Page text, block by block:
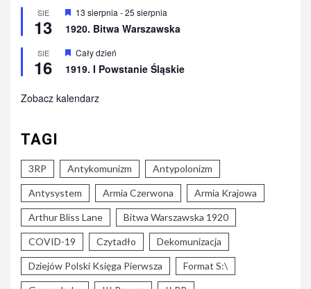
SIE
13
Wyróżnione
13 sierpnia -25 sierpnia
1920. Bitwa Warszawska
SIE
16
Wyróżnione
Cały dzień
1919. I Powstanie Śląskie
Zobacz kalendarz
TAGI
3RP Antykomunizm Antypolonizm
Antysystem Armia Czerwona Armia Krajowa
Arthur Bliss Lane Bitwa Warszawska 1920
COVID-19 Czytadło Dekomunizacja
Dziejów Polski Księga Pierwsza Format S:\